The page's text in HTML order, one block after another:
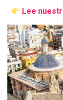
Lee